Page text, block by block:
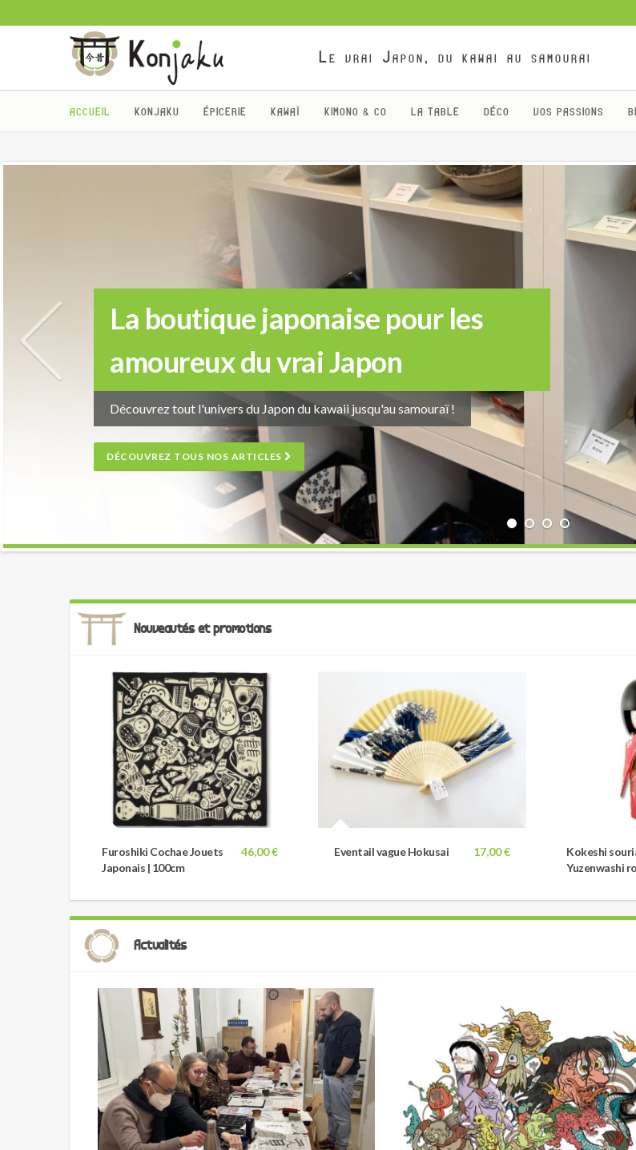
Le vrai Japon, du kawai au samourai
ACCUEIL KONJAKU ÉPICERIE KAWAÏ KIMONO & CO LA TABLE DÉCO VOS PASSIONS
La boutique japonaise pour les
amoureux du vrai Japon
Découvrez tout l'univers du Japon du kawaii jusqu'au samouraï !
DÉCOUVREZ TOUS NOS ARTICLES
Nouveautés et promotions
46,00 €
Furoshiki Cochae Jouets
Japonais | 100cm
17,00 €
Eventail vague Hokusai
Kokeshi
Yuzenwashi
Actualités